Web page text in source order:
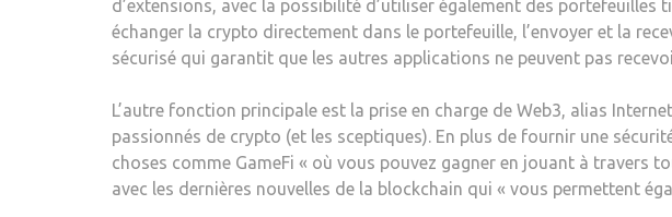
d’extensions, avec la possibilité d’utiliser également des
échanger la crypto directement dans le portefeuille, l’envoyer et la
sécurisé qui garantit que les autres applications ne peuvent pas
L’autre fonction principale est la prise en charge de Web3, alias
passionnés de crypto (et les sceptiques). En plus de fournir une
choses comme GameFi « où vous pouvez gagner en jouant à travers
avec les dernières nouvelles de la blockchain qui « vous permettent